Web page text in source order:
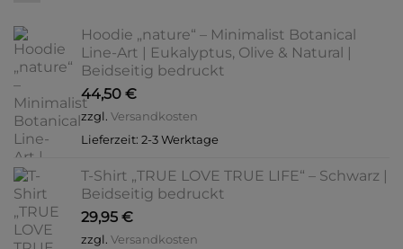
Hoodie „nature“ – Minimalist Botanical
Line-Art | Eukalyptus, Olive & Natural |
Beidseitig bedruckt
44,50 €
zzgl. Versandkosten
Lieferzeit: 2-3 Werktage
T-Shirt „TRUE LOVE TRUE LIFE“ – Schwarz |
Beidseitig bedruckt
29,95 €
zzgl. Versandkosten